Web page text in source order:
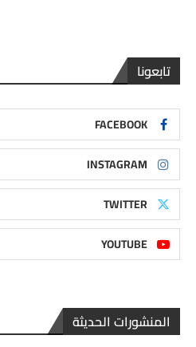
تابعونا
FACEBOOK
INSTAGRAM
TWITTER
YOUTUBE
المنشورات الحديثة